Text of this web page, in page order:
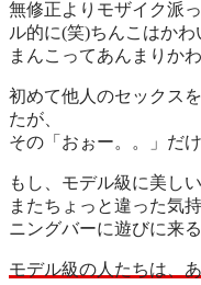
無修正よりモザイク派
ル的に(笑)ちんこはかわ
まんこってあんまりか
初めて他人のセックス
たが、
その「 おぉー。。 」だ
もし、モデル級に美し
またちょっと違った気
ニングバーに遊びに来
モデル級の人たちは、